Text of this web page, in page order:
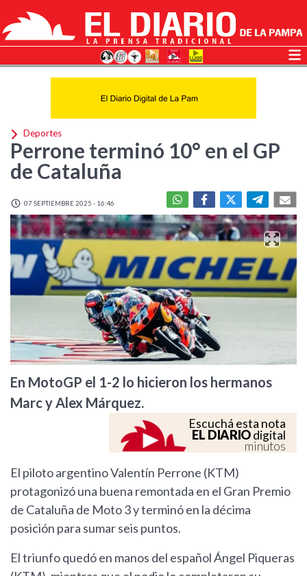
Deportes
Perrone terminó 10° en el GP
de Cataluña
07 SEPTIEMBRE 2025 - 16:46
En MotoGP el 1-2 lo hicieron los hermanos
Marc y Alex Márquez.
Escuchá esta nota
EL DIARIOdigital
minutos
El piloto argentino Valentín Perrone (KTM)
protagonizó una buena remontada en el Gran Premio
de Cataluña de Moto 3 y terminó en la décima
posición para sumar seis puntos.
El triunfo quedó en manos del español Ángel Piqueras